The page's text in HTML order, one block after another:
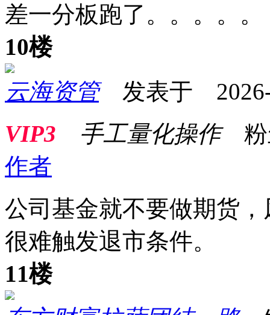
差一分板跑了。。。。。
10楼
云海资管发表于 2026-
VIP3
手工量化操作粉
作者
公司基金就不要做期货
很难触发退市条件。
11楼